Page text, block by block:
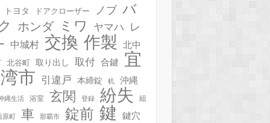
トヨタ ドアクローザー ノブ バ
ホンダ ミワ ヤマハ
レ
中城村 交換 作製
北中
北谷町 取り出し 取付 合鍵
宜
市 引違戸 本締錠 机 沖縄
縄生活 浴室 玄関 登録 紛失 組
原町 車 那覇市 錠前 鍵 鍵穴